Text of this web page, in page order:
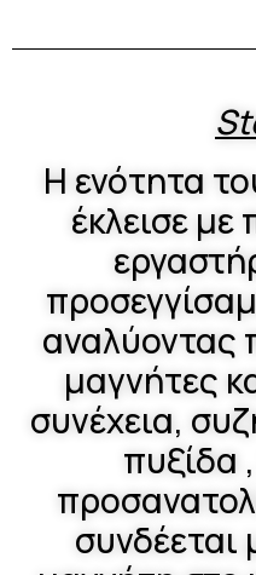
Η ενότητα
έκλεισε με
αναλύοντας
μαγνήτες
συνέχεια,
πυξίδα
συνδέεται